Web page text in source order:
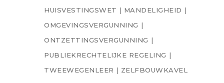
HUISVESTINGSWET
MANDELIGHEID
OMGEVINGSVERGUNNING
ONTZETTINGSVERGUNNING
PUBLIEKRECHTELIJKE REGELING
TWEEWEGENLEER
ZELFBOUWKAVEL